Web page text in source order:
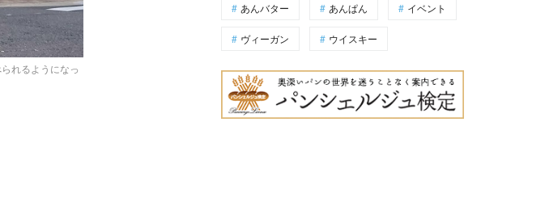
れるようになっ かわいいイラストの看板など、購入したパンと一緒に写真を撮りたくなるスポットがちらほら。
あんバター あんぱん イベント
ヴィーガン ウイスキー